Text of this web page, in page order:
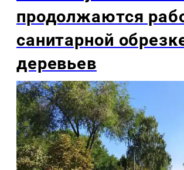
продолжаются
санитарной
деревьев